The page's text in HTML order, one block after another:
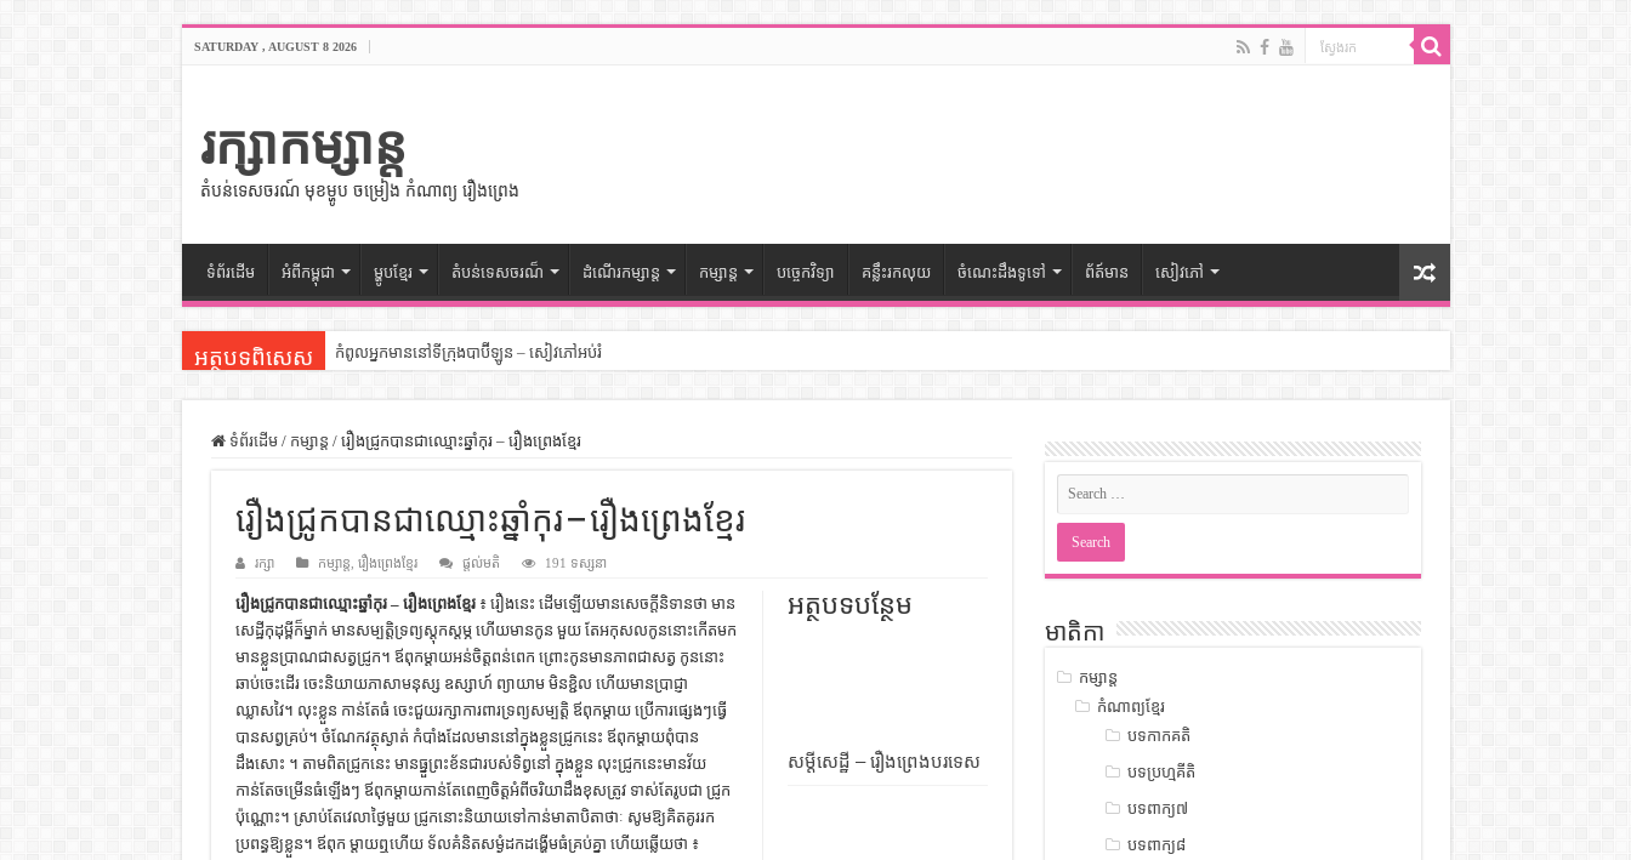
SATURDAY , AUGUST 8 2026
រក្សាកម្សាន្ត
តំបន់ទេសចរណ៍ មុខម្ហូប ចម្រៀង កំណាព្យ រឿងព្រេង
ទំព័រដើម អំពីកម្ពុជា ម្ហូបខ្មែរ តំបន់ទេសចរណ៏ ដំណើរកម្សាន្ត កម្សាន្ត បច្ចេកវិទ្យា គន្លឹះរកលុយ ចំណេះដឹងទូទៅ ព័ត៍មាន សៀវភៅ
អត្ថបទពិសេស កំពូលអ្នកមាននៅទីក្រុងបាប៊ីឡូន – សៀវភៅអប់រំ
សិល្បះចរចា – សៀវភៅពាណិជ្ជកម្ម
ដើមកំណើតអង្គរ – សៀវភៅចំណេះដឹងទូទៅ
ដើមកំណើតជនជាតិខ្មែរ – អត្ថបទស្រាវជ្រាវ
ទំនាក់ទំនងកម្ពុជានិងចិន – សៀវភៅចំណេះដឹងទូទៅ
ព្រះបាទធម្មិក – សៀវភៅចំណេះដឹងទូទៅ
រដ្ឋបាល និង រដ្ឋបាលវិមជ្ឈការ – អត្ថបទស្រាវជ្រាវ
ការស្វែងយល់អំពី ល្ខោនខោល – សៀវភៅចំណេះដឹងទូទៅ
ទំព័រដើម / កម្សាន្ត / រឿងជ្រូកបានជាឈ្មោះឆ្នាំកុរ – រឿងព្រេងខ្មែរ
រឿងជ្រូកបានជាឈ្មោះឆ្នាំកុរ – រឿងព្រេងខ្មែរ
រក្សា កម្សាន្ត រឿងព្រេងខ្មែរ ផ្តល់មតិ 191 ទស្សនា
អត្ថបទបន្ថែម
សម្តីសេដ្ឋី – រឿងព្រេងបរទេស
រឿងជ្រូកបានជាឈ្មោះឆ្នាំកុរ – រឿងព្រេងខ្មែរ៖ រឿងនេះ ដើមឡើយមានសេចក្ដីនិទានថា មាន
សេដ្ឋីកុដុម្ពីក៏ម្នាក់ មានសម្បត្ដិទ្រព្យស្ដុកស្ដម្ភ ហើយមានកូន មួយ តែអកុសលកូននោះកើតមក
មានខ្លួនប្រាណជាសត្វជ្រូក។ ឪពុកម្ដាយអន់ចិត្ដពន់ពេក ព្រោះកូនមានភាពជាសត្វ កូននោះ
ឆាប់ចេះដើរ ចេះនិយាយភាសាមនុស្ស ឧស្សាហ៍ ព្យាយាម មិនខ្ជិល ហើយមានប្រាជ្ញា
ឈ្លាសវៃ។ លុះខ្លួន កាន់តែធំ ចេះជួយរក្សាការពារទ្រព្យសម្បត្ដិ ឪពុកម្ដាយ ប្រើការផ្សេងៗធ្វើ
បានសព្វគ្រប់។ ចំណែកវត្ថុស្ងាត់ កំបាំងដែលមាននៅក្នុងខ្លួនជ្រូកនេះ ឪពុកម្ដាយពុំបាន
ដឹងសោះ ។ តាមពិតជ្រូកនេះ មានធ្នួព្រះខ័នជារបស់ទិព្វនៅ ក្នុងខ្លួន លុះជ្រូកនេះមានវ័យ
កាន់តែចម្រើនធំឡើងៗ ឪពុកម្ដាយកាន់តែពេញចិត្ដអំពីចរិយាដឹងខុសត្រូវ ទាស់តែរូបជា ជ្រូក
ប៉ុណ្ណោះ។ ស្រាប់តែវេលាថ្ងៃមួយ ជ្រូកនោះនិយាយទៅកាន់មាតាបិតាថាៈ សូមឱ្យគិតគូររក
ប្រពន្ធឱ្យខ្លួន។ ឪពុក ម្ដាយឮហើយ ទ័លគំនិតសម្ងំដកដង្ហើមធំគ្រប់គ្នា ហើយឆ្លើយថា ៖
មាតិកា
កម្សាន្ត
កំណាព្យខ្មែរ
បទកាកគតិ
បទប្រហ្មគីតិ
បទពាក្យ៧
បទពាក្យ៨